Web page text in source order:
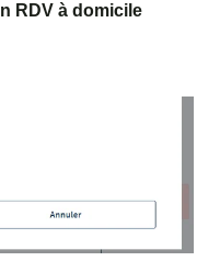
RDV à domicile